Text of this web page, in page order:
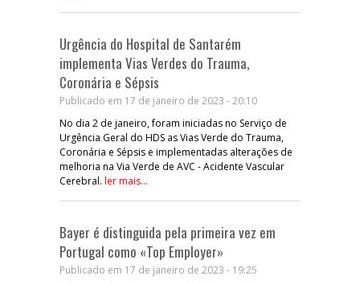
Urgência do Hospital de Santarém
implementa Vias Verdes do Trauma,
Coronária e Sépsis
Publicado em 17 de janeiro de 2023 - 20:10
No dia 2 de janeiro, foram iniciadas no Serviço de
Urgência Geral do HDS as Vias Verde do Trauma,
Coronária e Sépsis e implementadas alterações de
melhoria na Via Verde de AVC - Acidente Vascular
Cerebral. ler mais...
Bayer é distinguida pela primeira vez em
Portugal como «Top Employer»
Publicado em 17 de janeiro de 2023 - 19:25